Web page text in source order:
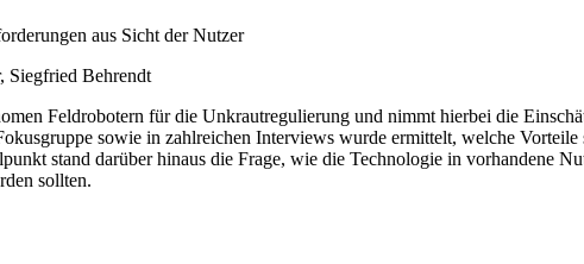
aus Sicht der Nutzer
Siegfried Behrendt
Feldrobotern für die Unkrautregulierung und nimmt hierbei die
sowie in zahlreichen Interviews wurde ermittelt, welche
stand darüber hinaus die Frage, wie die Technologie in vorhandene
sollten.